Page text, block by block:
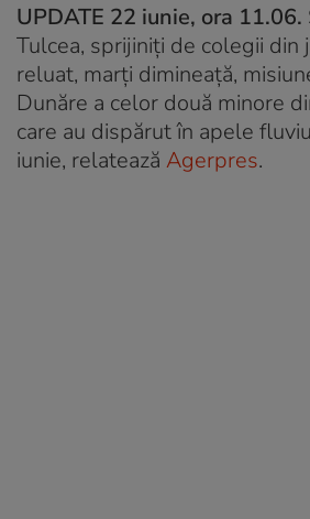
UPDATE 22 iunie, ora 11.06.
Tulcea, sprijiniţi de colegii din
reluat, marţi dimineaţă,
Dunăre a celor două minore
care au dispărut în apele
iunie, relatează Agerpres.